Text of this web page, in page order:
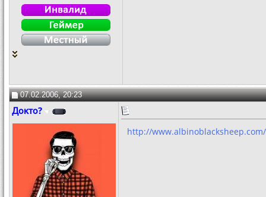
07.02.2006, 20:23
Докто?
http://